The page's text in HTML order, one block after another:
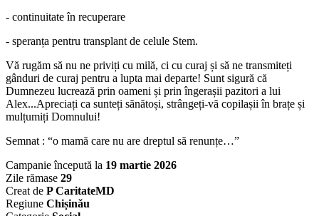
- continuitate în recuperare
- speranța pentru transplant de celule Stem.
Vă rugăm să nu ne priviți cu milă, ci cu curaj și să ne transmiteți
gânduri de curaj pentru a lupta mai departe! Sunt sigură că
Dumnezeu lucrează prin oameni și prin îngerașii pazitori a lui
Alex...Apreciați ca sunteți sănătoși, strângeți-vă copilașii în brațe și
mulțumiți Domnului!
Semnat : “o mamă care nu are dreptul să renunțe…”
Campanie începută la 19 martie 2026
Zile rămase 29
Creat de P CaritateMD
Regiune Chișinǎu